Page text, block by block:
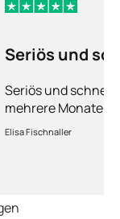
Seriös und
Seriös und
mehrere Monate
fühle mich gut
Elisa Fischnaller